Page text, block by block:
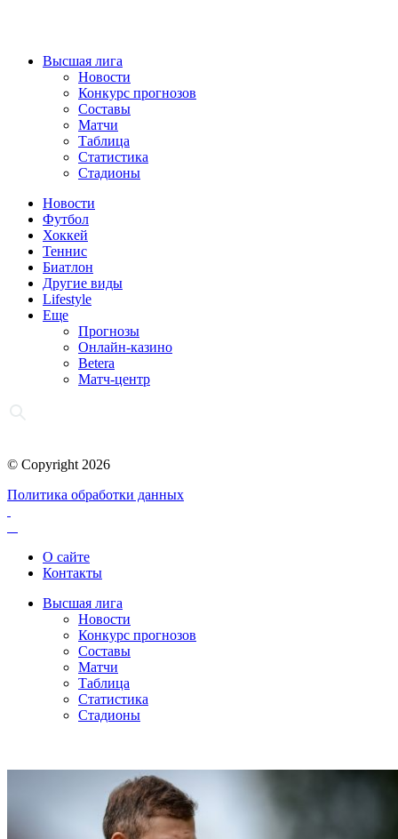
Высшая лига
Новости
Конкурс прогнозов
Составы
Матчи
Таблица
Статистика
Стадионы
Новости
Футбол
Хоккей
Теннис
Биатлон
Другие виды
Lifestyle
Еще
Прогнозы
Онлайн-казино
Betera
Матч-центр
© Copyright 2026
Политика обработки данных
О сайте
Контакты
Высшая лига
Новости
Конкурс прогнозов
Составы
Матчи
Таблица
Статистика
Стадионы